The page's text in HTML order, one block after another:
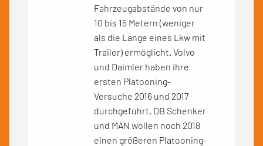
Fahrzeugabstände von nur
10 bis 15 Metern (weniger
als die Länge eines Lkw mit
Trailer) ermöglicht. Volvo
und Daimler haben ihre
ersten Platooning-
Versuche 2016 und 2017
durchgeführt. DB Schenker
und MAN wollen noch 2018
einen größeren Platooning-